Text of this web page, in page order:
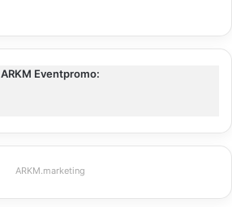
ARKM Eventpromo:
ARKM.marketing